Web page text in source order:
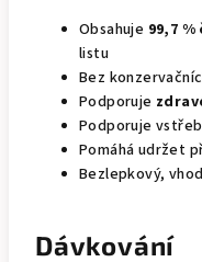
Obsahuje 99,7
listu
Bez
Podporuje
Podporuje
Pomáhá udržet
Bezlepkový,
Dávkování